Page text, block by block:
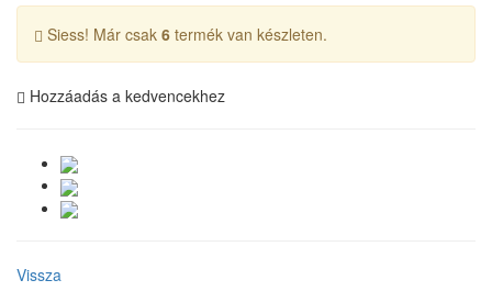
Siess! Már csak 6 termék van készleten.
Hozzáadás a kedvencekhez
Vissza